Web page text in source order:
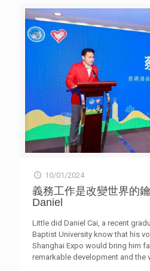
掌握綠色從業員的數字，劃分較
經濟轉型，政府需及早界定與分類
趨勢狀況，此舉有利推動可持續
會大眾認識此行業。 本港綠色就
一步促進發展，該組成員白礎晧
業長遠規劃藍圖，其中包括明確
施，以及裝備人力資源的綠色技
作成為事業選擇的可能性，藉此
對本港現時未有一個人才認證的
示，參考新加坡、台灣及韓國等
業的從業員推出人才認證試行計劃
綠色生態旅遊及藍色資源旅遊，將
港可以此作為起步，然後逐步推
陳加駿表示，建議當局重啟「綠
上擴大規模，並涵蓋內地提供的綠
備更全面的工作經驗，擴闊行業
年創研庫 青協青年研究中心自
庫」，是本港一個屬於青年的智庫
度）創研庫成員由近80位本地青
成，平均年齡為27歲。透過以研
流，創研庫成員提出政策建議，期
positive impacts on young
work as a school social worker as
emergencies and
10/01/2024
義務工作是改變世界的
Daniel
Little did Daniel Cai, a recent
Baptist University know that his
Shanghai Expo would bring him
remarkable development and the